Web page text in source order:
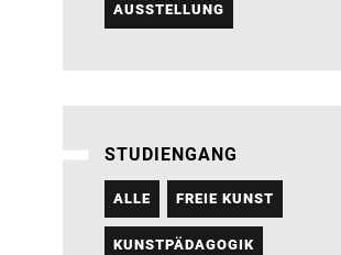
AUSSTELLUNG
STUDIENGANG
ALLE FREIE KUNST
KUNSTPÄDAGOGIK